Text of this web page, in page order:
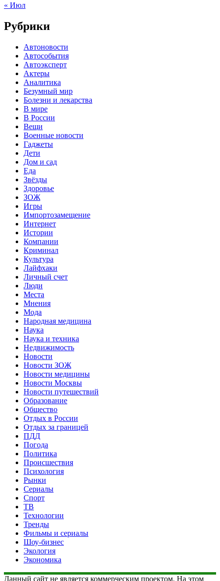
« Июл
Рубрики
Автоновости
Автособытия
Автоэксперт
Актеры
Аналитика
Безумный мир
Болезни и лекарства
В мире
В России
Вещи
Военные новости
Гаджеты
Дети
Дом и сад
Еда
Звёзды
Здоровье
ЗОЖ
Игры
Импортозамещение
Интернет
Истории
Компании
Криминал
Культура
Лайфхаки
Личный счет
Люди
Места
Мнения
Мода
Народная медицина
Наука
Наука и техника
Недвижимость
Новости
Новости ЗОЖ
Новости медицины
Новости Москвы
Новости путешествий
Образование
Общество
Отдых в России
Отдых за границей
ПДД
Погода
Политика
Происшествия
Психология
Рынки
Сериалы
Спорт
ТВ
Технологии
Тренды
Фильмы и сериалы
Шоу-бизнес
Экология
Экономика
Данный сайт не является коммерческим проектом. На этом